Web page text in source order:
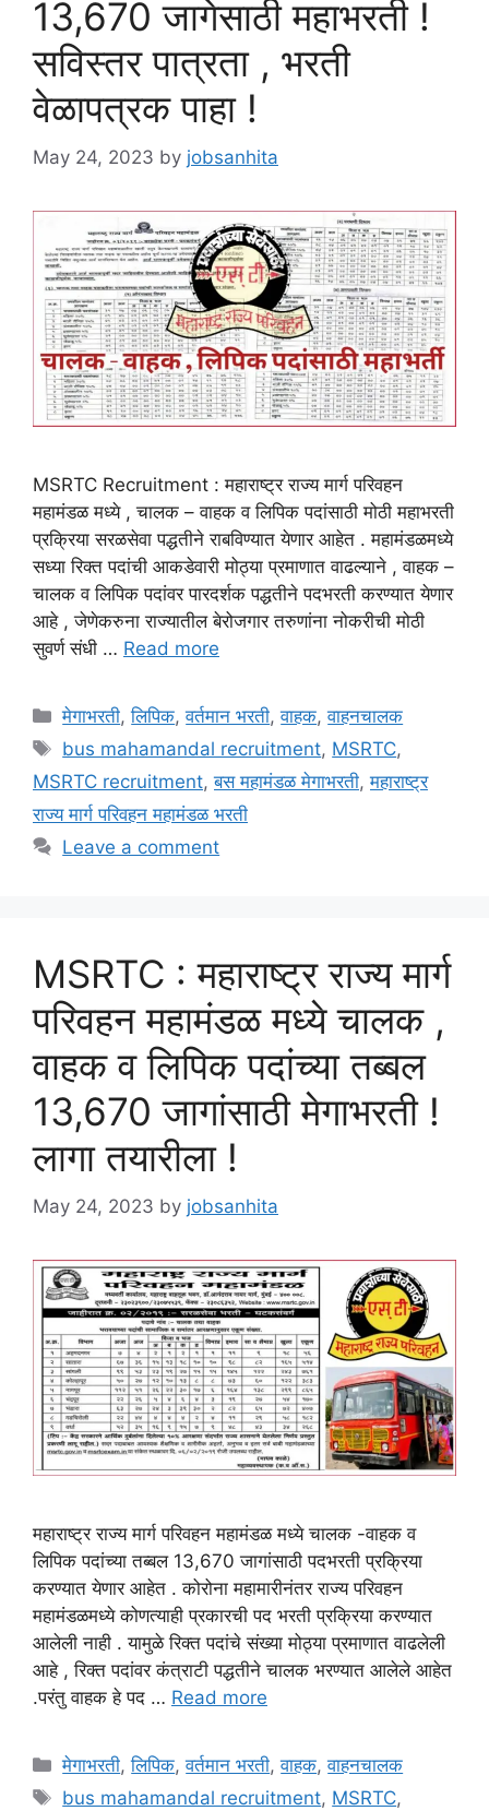
13,670 जागेसाठी महाभरती !
सविस्तर पात्रता , भरती
वेळापत्रक पाहा !
May 24, 2023 by jobsanhita
MSRTC Recruitment : महाराष्ट्र राज्य मार्ग परिवहन
महामंडळ मध्ये , चालक – वाहक व लिपिक पदांसाठी मोठी महाभरती
प्रक्रिया सरळसेवा पद्धतीने राबविण्यात येणार आहेत . महामंडळमध्ये
सध्या रिक्त पदांची आकडेवारी मोठ्या प्रमाणात वाढल्याने , वाहक –
चालक व लिपिक पदांवर पारदर्शक पद्धतीने पदभरती करण्यात येणार
आहे , जेणेकरुना राज्यातील बेरोजगार तरुणांना नोकरीची मोठी
सुवर्ण संधी … Read more
Categories
मेगाभरती,लिपिक,वर्तमान भरती,वाहक,वाहनचालक
Tags
bus mahamandal recruitment, MSRTC,
MSRTC recruitment,बस महामंडळ मेगाभरती,महाराष्ट्र
राज्य मार्ग परिवहन महामंडळ भरती
Leave a comment
MSRTC : महाराष्ट्र राज्य मार्ग
परिवहन महामंडळ मध्ये चालक ,
वाहक व लिपिक पदांच्या तब्बल
13,670 जागांसाठी मेगाभरती !
लागा तयारीला !
May 24, 2023 by jobsanhita
महाराष्ट्र राज्य मार्ग परिवहन महामंडळ मध्ये चालक -वाहक व
लिपिक पदांच्या तब्बल 13,670 जागांसाठी पदभरती प्रक्रिया
करण्यात येणार आहेत . कोरोना महामारीनंतर राज्य परिवहन
महामंडळमध्ये कोणत्याही प्रकारची पद भरती प्रक्रिया करण्यात
आलेली नाही . यामुळे रिक्त पदांचे संख्या मोठ्या प्रमाणात वाढलेली
आहे , रिक्त पदांवर कंत्राटी पद्धतीने चालक भरण्यात आलेले आहेत
.परंतु वाहक हे पद … Read more
Categories
मेगाभरती,लिपिक,वर्तमान भरती,वाहक,वाहनचालक
Tags
bus mahamandal recruitment, MSRTC,